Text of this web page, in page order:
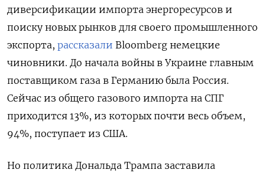
диверсификации импорта энергоресурсов и
поиску новых рынков для своего промышленного
экспорта, рассказали Bloomberg немецкие
чиновники. До начала войны в Украине главным
поставщиком газа в Германию была Россия.
Сейчас из общего газового импорта на СПГ
приходится 13%, из которых почти весь объем,
94%, поступает из США.
Но политика Дональда Трампа заставила